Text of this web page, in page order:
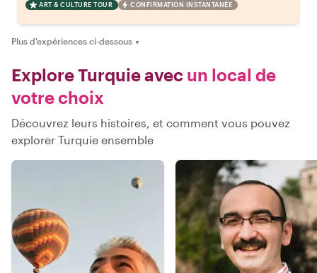
ART & CULTURE TOUR CONFIRMATION INSTANTANÉE
Plus d'expériences ci-dessous ▼
Explore Turquie avec un local de
votre choix
Découvrez leurs histoires, et comment vous pouvez
explorer Turquie ensemble